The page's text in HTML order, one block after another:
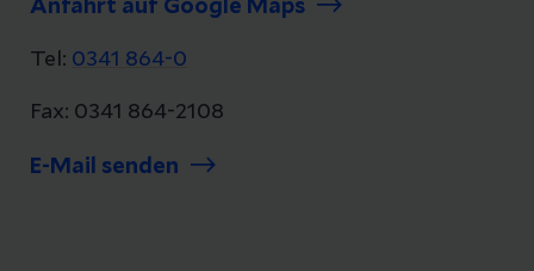
Anfahrt auf Google Maps
Tel: 0341 864-0
Fax: 0341 864-2108
E-Mail senden